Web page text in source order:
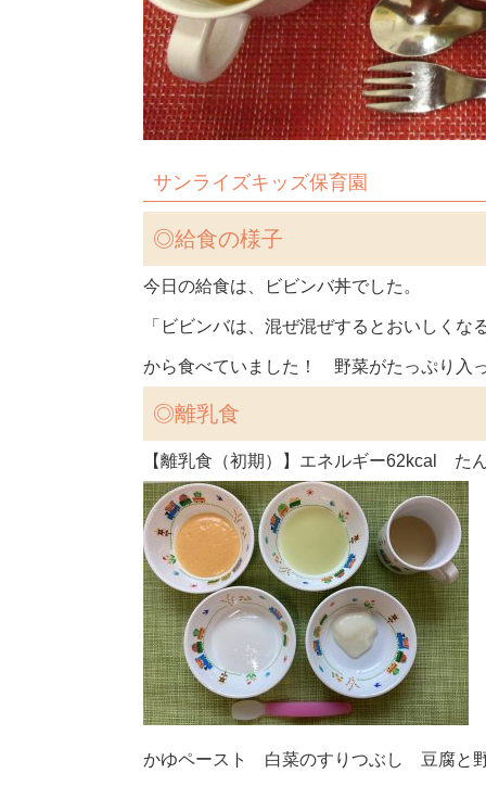
サンライズキッズ保育園
◎給食の様子
今日の給食は、ビビンバ丼でした。
「ビビンバは、混ぜ混ぜするとおいしく
から食べていました！ 野菜がたっぷり入
◎離乳食
【離乳食（初期）】エネルギー62kcal た
かゆペースト 白菜のすりつぶし 豆腐と